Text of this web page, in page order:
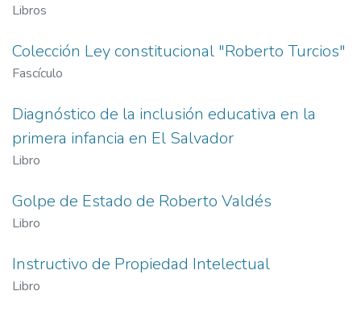
Libros
Colección Ley constitucional "Roberto Turcios"
Fascículo
Diagnóstico de la inclusión educativa en la
primera infancia en El Salvador
Libro
Golpe de Estado de Roberto Valdés
Libro
Instructivo de Propiedad Intelectual
Libro